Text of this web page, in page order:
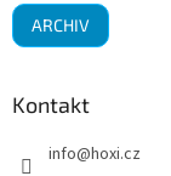
ARCHIV
Kontakt
info@hoxi.cz